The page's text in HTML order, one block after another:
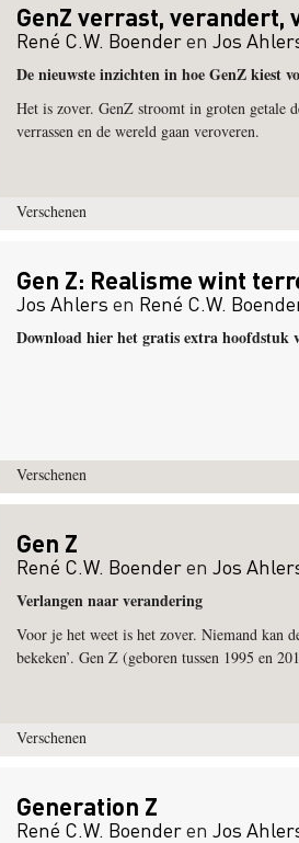
GenZ verrast, verandert,
René C.W. Boenderen Jos
De nieuwste inzichten in hoe GenZ kiest
Het is zover. GenZ stroomt in groten getale
verrassen en de wereld gaan veroveren.
Verschenen
Gen Z: Realisme wint
Jos Ahlers en René C.W.
Download hier het gratis extra hoofdstuk
Verschenen
Gen Z
René C.W. Boenderen Jos
Verlangen naar verandering
Voor je het weet is het zover. Niemand kan
bekeken’. Gen Z (geboren tussen 1995 en
Verschenen
Generation Z
René C.W. Boenderen Jos